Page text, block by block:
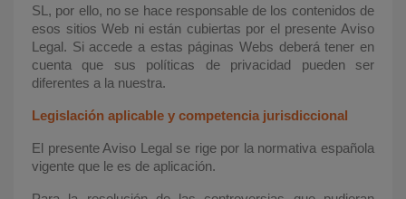
SL, por ello, no se hace responsable de los contenidos de
esos sitios Web ni están cubiertas por el presente Aviso
Legal. Si accede a estas páginas Webs deberá tener en
cuenta que sus políticas de privacidad pueden ser
diferentes a la nuestra.
Legislación aplicable y competencia jurisdiccional
El presente Aviso Legal se rige por la normativa española
vigente que le es de aplicación.